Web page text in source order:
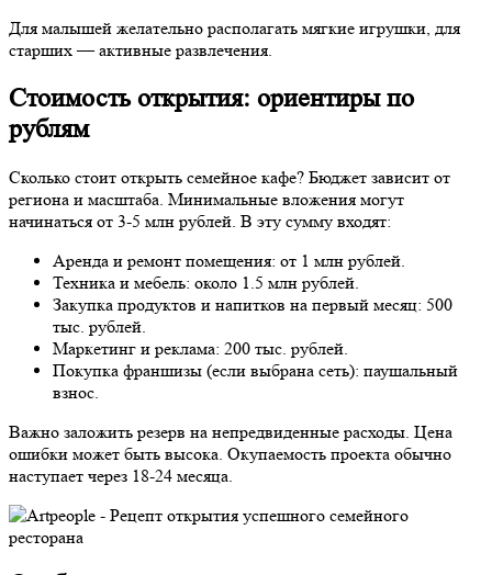
Для малышей желательно располагать мягкие игрушки, для
старших — активные развлечения.
Стоимость открытия: ориентиры по
рублям
Сколько стоит открыть семейное кафе? Бюджет зависит от
региона и масштаба. Минимальные вложения могут
начинаться от 3-5 млн рублей . В эту сумму входят:
Аренда и ремонт помещения: от 1 млн рублей
Техника и мебель: около 1.5 млн рублей
Закупка продуктов и напитков на первый месяц: 500
тыс. рублей
Маркетинг и реклама: 200 тыс. рублей
Покупка франшизы (если выбрана сеть): паушальный
взнос.
Важно заложить резерв на непредвиденные расходы Цена
ошибки может быть высока. Окупаемость проекта обычно
наступает через 18-24 месяца